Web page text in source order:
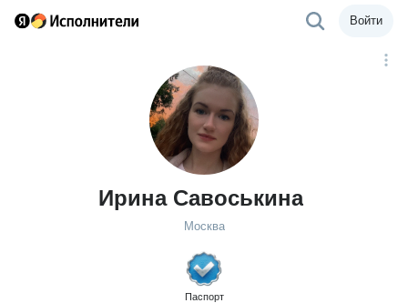
Войти
Ирина Савоськина
Москва
Паспорт